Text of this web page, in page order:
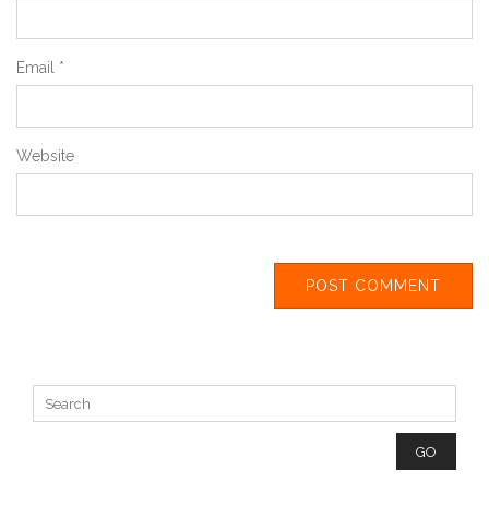
Email *
Website